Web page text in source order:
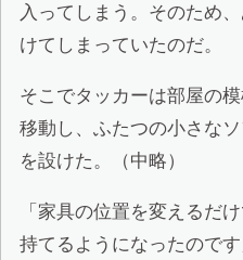
入ってしまう。そのため
けてしまっていたのだ。
そこでタッカーは部屋の
移動し、ふたつの小さな
を設けた。（中略）
「家具の位置を変えるだ
持てるようになったので